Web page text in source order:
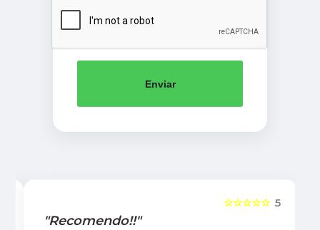
Enviar
5
☆☆☆☆☆
"Recomendo!!"